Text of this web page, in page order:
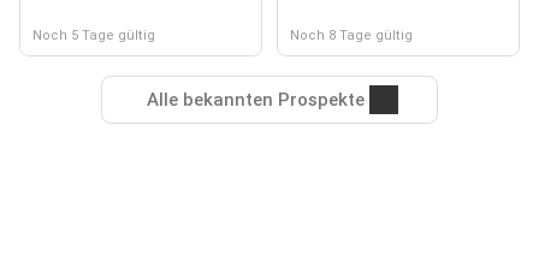
Noch 5 Tage gültig Noch 8 Tage gültig
Alle bekannten Prospekte